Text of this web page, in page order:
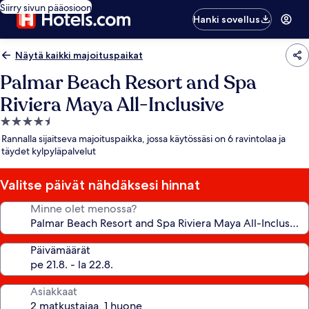
Siirry sivun pääosioon
Hanki sovellus
Näytä kaikki majoituspaikat
Palmar Beach Resort and Spa
Riviera Maya All-Inclusive
4.5
tähden
majoituspaikka
Rannalla sijaitseva majoituspaikka, jossa käytössäsi on 6 ravintolaa ja
täydet kylpyläpalvelut
Valitse päivät nähdäksesi hinnat
Minne olet menossa?
Päivämäärät
Asiakkaat